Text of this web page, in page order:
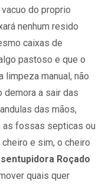
do proprio
nenhum resido
caixas de
pastoso e que o
limpeza manual, não
demora a sair das
das mãos,
as fossas septicas ou
e sim, o cheiro
Roçado
quais quer